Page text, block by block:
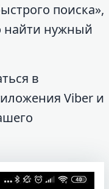
поиска»,
найти нужный
в
Viber и